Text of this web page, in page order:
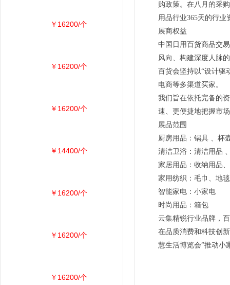
购政策。在八月的采
用品行业365天的行业
展商权益
中国日用百货商品交
风向、构建深度人脉
百货会坚持以“设计驱
电商等多渠道买家。
我们旨在依托完备的
速、更便捷地把握市
展品范围
厨房用品：锅具 、杯
清洁卫浴：清洁用品
家居用品：收纳用品
家用纺织：毛巾、地
智能家电：小家电
时尚用品：箱包
云集精锐行业品牌，
在品质消费和科技创
慧生活博览会”推动小
￥16200/个
￥16200/个
￥16200/个
￥14400/个
￥16200/个
￥16200/个
￥16200/个